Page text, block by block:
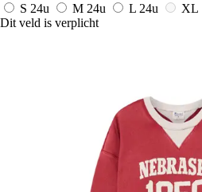
S 24u M 24u L 24u
XL
Dit veld is verplicht